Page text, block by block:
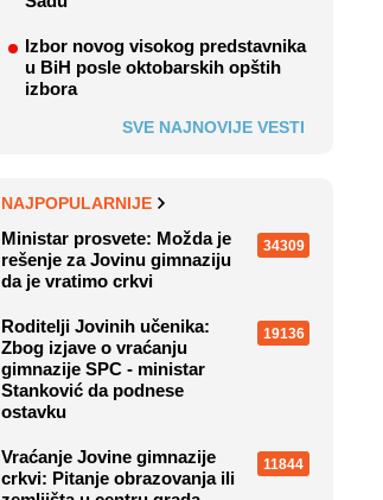
Izbor novog visokog predstavnika
u BiH posle oktobarskih opštih
izbora
SVE NAJNOVIJE VESTI
NAJPOPULARNIJE
Ministar prosvete: Možda je
rešenje za Jovinu gimnaziju
da je vratimo crkvi
34309
Roditelji Jovinih učenika:
Zbog izjave o vraćanju
gimnazije SPC - ministar
Stanković da podnese
ostavku
19136
Vraćanje Jovine gimnazije
crkvi: Pitanje obrazovanja ili
11844